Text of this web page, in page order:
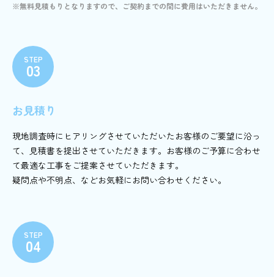
※無料見積もりとなりますので、ご契約までの間に費用はいただきません。
STEP
03
お見積り
現地調査時にヒアリングさせていただいたお客様のご要望に沿っ
て、見積書を提出させていただきます。お客様のご予算に合わせ
て最適な工事をご提案させていただきます。
疑問点や不明点、などお気軽にお問い合わせください。
STEP
04